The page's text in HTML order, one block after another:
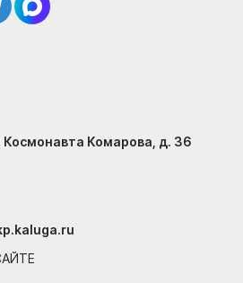
Космонавта Комарова, д. 36